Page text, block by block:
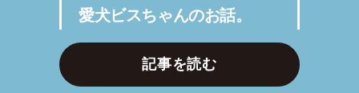
愛犬ビスちゃんのお話。
記事を読む